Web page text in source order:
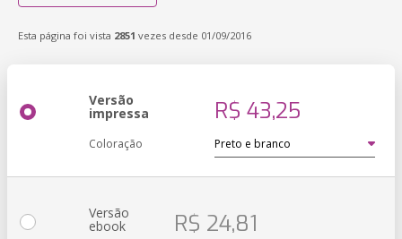
Esta página foi vista 2851 vezes desde 01/09/2016
Versão
impressa R$ 43,25
Coloração
Versão
ebook R$ 24,81